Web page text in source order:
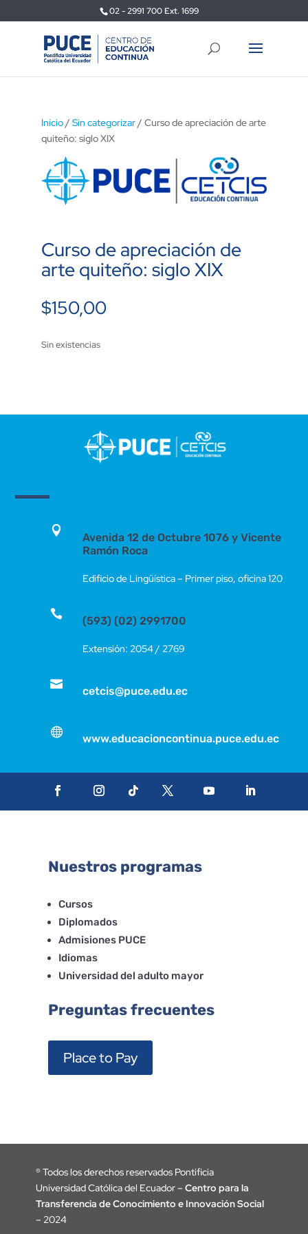
02 - 2991 700 Ext. 1699
Inicio/ Sin categorizar/ Curso de apreciación de arte
quiteño: siglo XIX
Curso de apreciación de
arte quiteño: siglo XIX
$150,00
Sin existencias

Avenida 12 de Octubre 1076 y Vicente
Ramón Roca
Edificio de Lingüística – Primer piso, oficina 120

(593) (02) 2991700
Extensión: 2054 / 2769

cetcis@puce.edu.ec

www.educacioncontinua.puce.edu.ec
Nuestros programas
Cursos
Diplomados
Admisiones PUCE
Idiomas
Universidad del adulto mayor
Preguntas frecuentes
Place to Pay
®Todos los derechos reservados Pontificia
Universidad Católica del Ecuador – Centro para la
Transferencia de Conocimiento e Innovación Social
– 2024